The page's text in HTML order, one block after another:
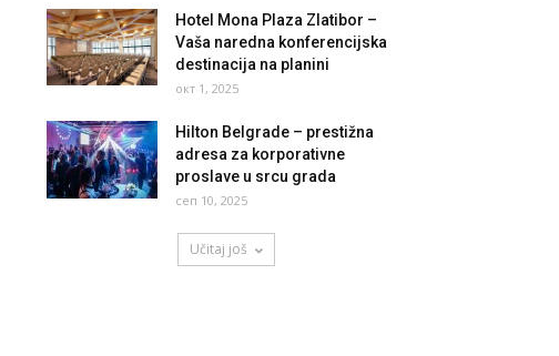
Hotel Mona Plaza Zlatibor –
Vaša naredna konferencijska
destinacija na planini
окт 1, 2025
Hilton Belgrade – prestižna
adresa za korporativne
proslave u srcu grada
сеп 10, 2025
Učitaj još